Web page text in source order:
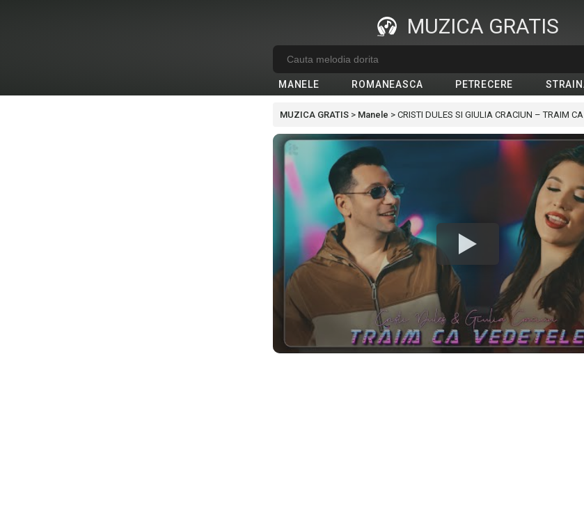
MUZICA GRATIS
MANELE ROMANEASCA PETRECERE
MUZICA GRATIS > Manele > CRISTI DULES SI GIULIA CRACIUN – TRAIM CA